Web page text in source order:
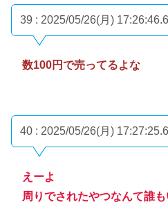
39 : 2025/05/26(月)
数100円で売ってるよな
40 : 2025/05/26(月)
えーよ
周りでされたやつなんて誰